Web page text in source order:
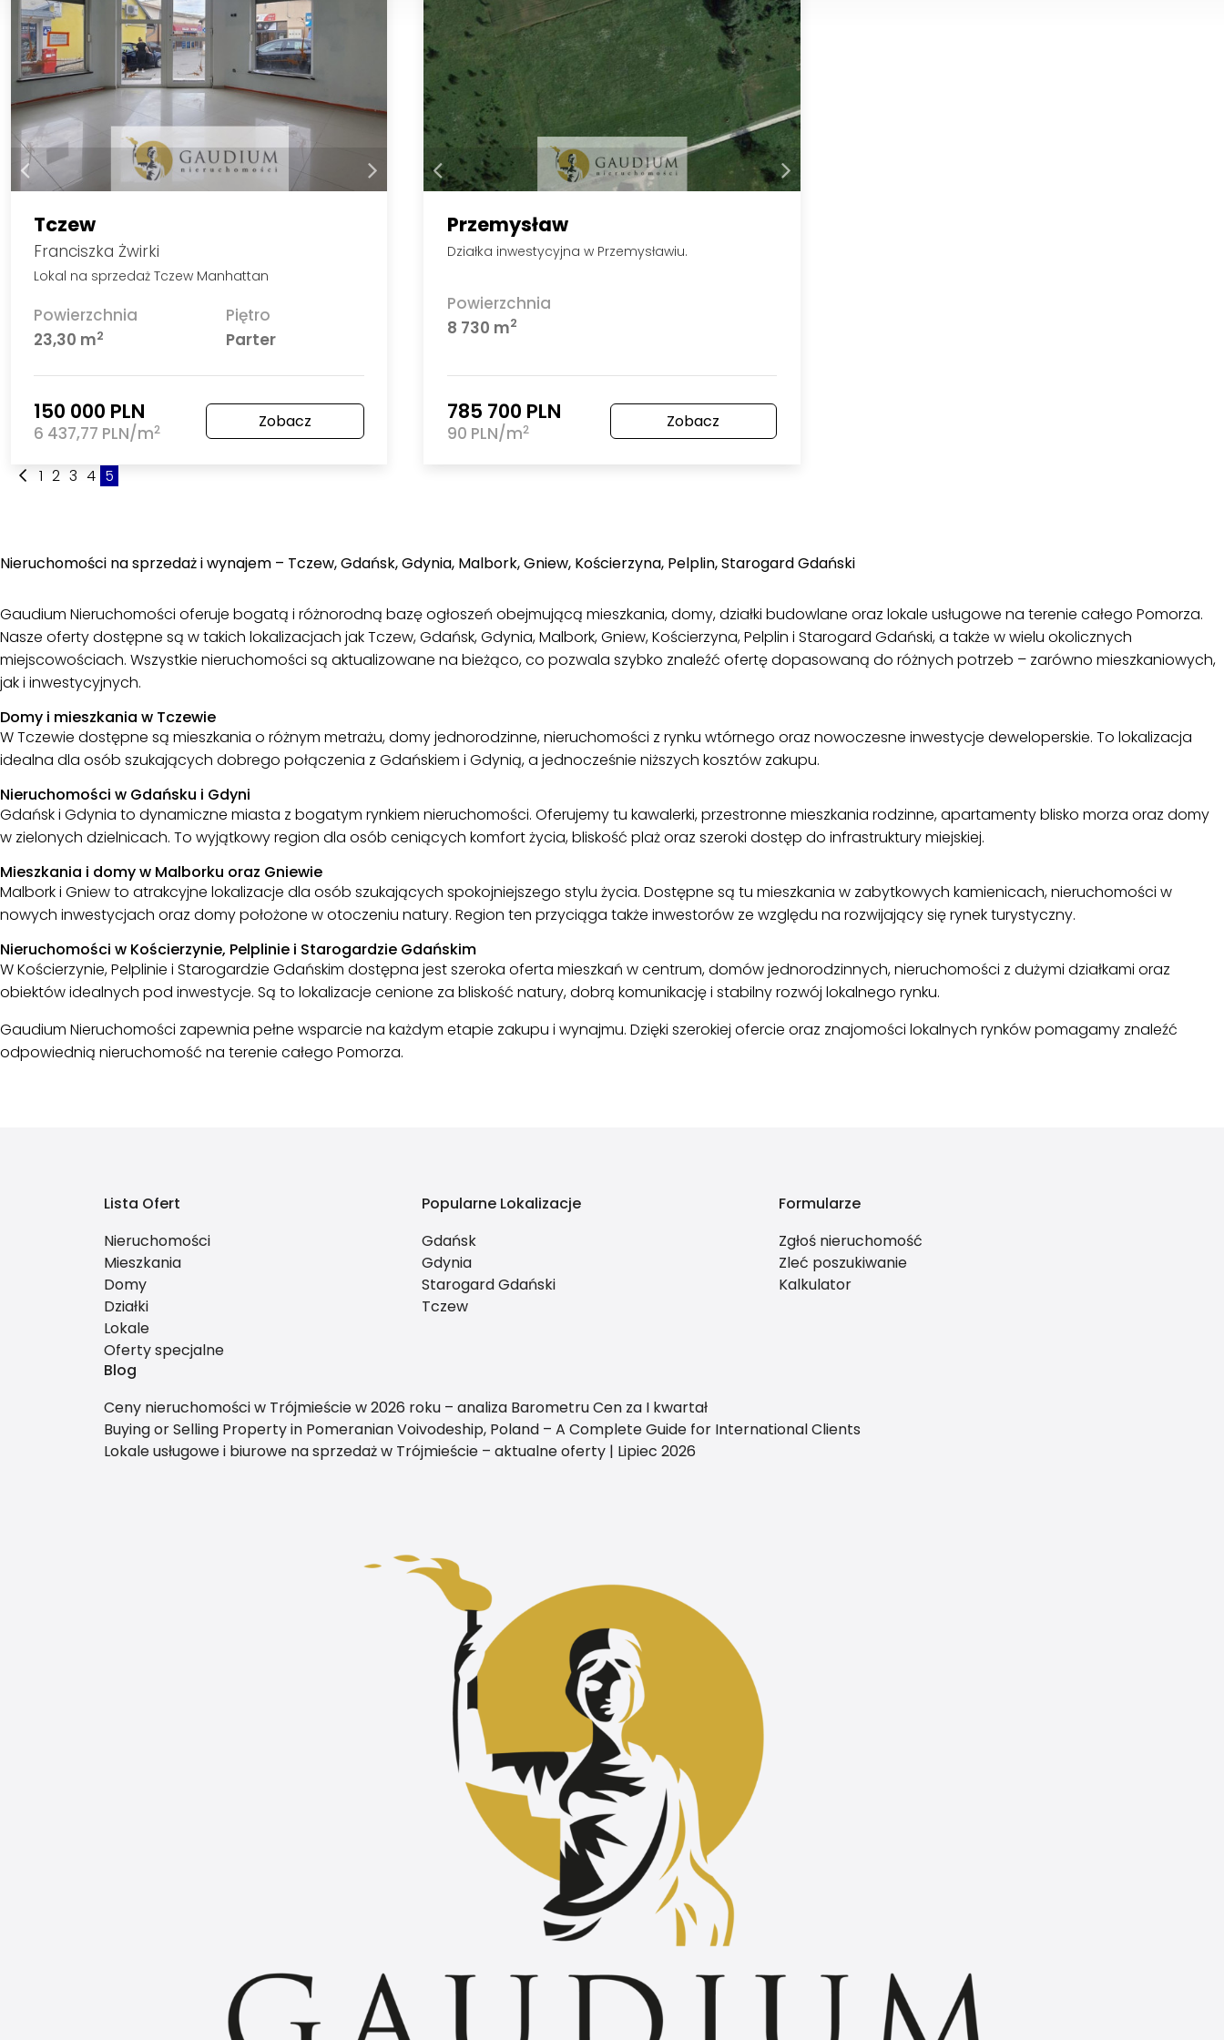
Tczew
Franciszka Żwirki
Lokal na sprzedaż Tczew Manhattan
Powierzchnia
23,30 m2
Piętro
Parter
150 000 PLN
6 437,77 PLN/m2 Zobacz
Przemysław
Działka inwestycyjna w Przemysławiu.
Powierzchnia
8 730 m2
785 700 PLN
90 PLN/m2 Zobacz
1 2 3 4 5
Nieruchomości na sprzedaż i wynajem – Tczew, Gdańsk, Gdynia, Malbork, Gniew, Kościerzyna, Pelplin, Starogard Gdański
Gaudium Nieruchomości oferuje bogatą i różnorodną bazę ogłoszeń obejmującą mieszkania, domy, działki budowlane oraz lokale usługowe na terenie całego Pomorza.
Nasze oferty dostępne są w takich lokalizacjach jak Tczew, Gdańsk, Gdynia, Malbork, Gniew, Kościerzyna, Pelplin i Starogard Gdański, a także w wielu okolicznych
miejscowościach. Wszystkie nieruchomości są aktualizowane na bieżąco, co pozwala szybko znaleźć ofertę dopasowaną do różnych potrzeb – zarówno mieszkaniowych,
jak i inwestycyjnych.
Domy i mieszkania w Tczewie
W Tczewie dostępne są mieszkania o różnym metrażu, domy jednorodzinne, nieruchomości z rynku wtórnego oraz nowoczesne inwestycje deweloperskie. To lokalizacja
idealna dla osób szukających dobrego połączenia z Gdańskiem i Gdynią, a jednocześnie niższych kosztów zakupu.
Nieruchomości w Gdańsku i Gdyni
Gdańsk i Gdynia to dynamiczne miasta z bogatym rynkiem nieruchomości. Oferujemy tu kawalerki, przestronne mieszkania rodzinne, apartamenty blisko morza oraz domy
w zielonych dzielnicach. To wyjątkowy region dla osób ceniących komfort życia, bliskość plaż oraz szeroki dostęp do infrastruktury miejskiej.
Mieszkania i domy w Malborku oraz Gniewie
Malbork i Gniew to atrakcyjne lokalizacje dla osób szukających spokojniejszego stylu życia. Dostępne są tu mieszkania w zabytkowych kamienicach, nieruchomości w
nowych inwestycjach oraz domy położone w otoczeniu natury. Region ten przyciąga także inwestorów ze względu na rozwijający się rynek turystyczny.
Nieruchomości w Kościerzynie, Pelplinie i Starogardzie Gdańskim
W Kościerzynie, Pelplinie i Starogardzie Gdańskim dostępna jest szeroka oferta mieszkań w centrum, domów jednorodzinnych, nieruchomości z dużymi działkami oraz
obiektów idealnych pod inwestycje. Są to lokalizacje cenione za bliskość natury, dobrą komunikację i stabilny rozwój lokalnego rynku.
Gaudium Nieruchomości zapewnia pełne wsparcie na każdym etapie zakupu i wynajmu. Dzięki szerokiej ofercie oraz znajomości lokalnych rynków pomagamy znaleźć
odpowiednią nieruchomość na terenie całego Pomorza.
Lista Ofert
Nieruchomości
Mieszkania
Domy
Działki
Lokale
Oferty specjalne
Popularne Lokalizacje
Gdańsk
Gdynia
Starogard Gdański
Tczew
Formularze
Zgłoś nieruchomość
Zleć poszukiwanie
Kalkulator
Blog
Ceny nieruchomości w Trójmieście w 2026 roku – analiza Barometru Cen za I kwartał
Buying or Selling Property in Pomeranian Voivodeship, Poland – A Complete Guide for International Clients
Lokale usługowe i biurowe na sprzedaż w Trójmieście – aktualne oferty | Lipiec 2026